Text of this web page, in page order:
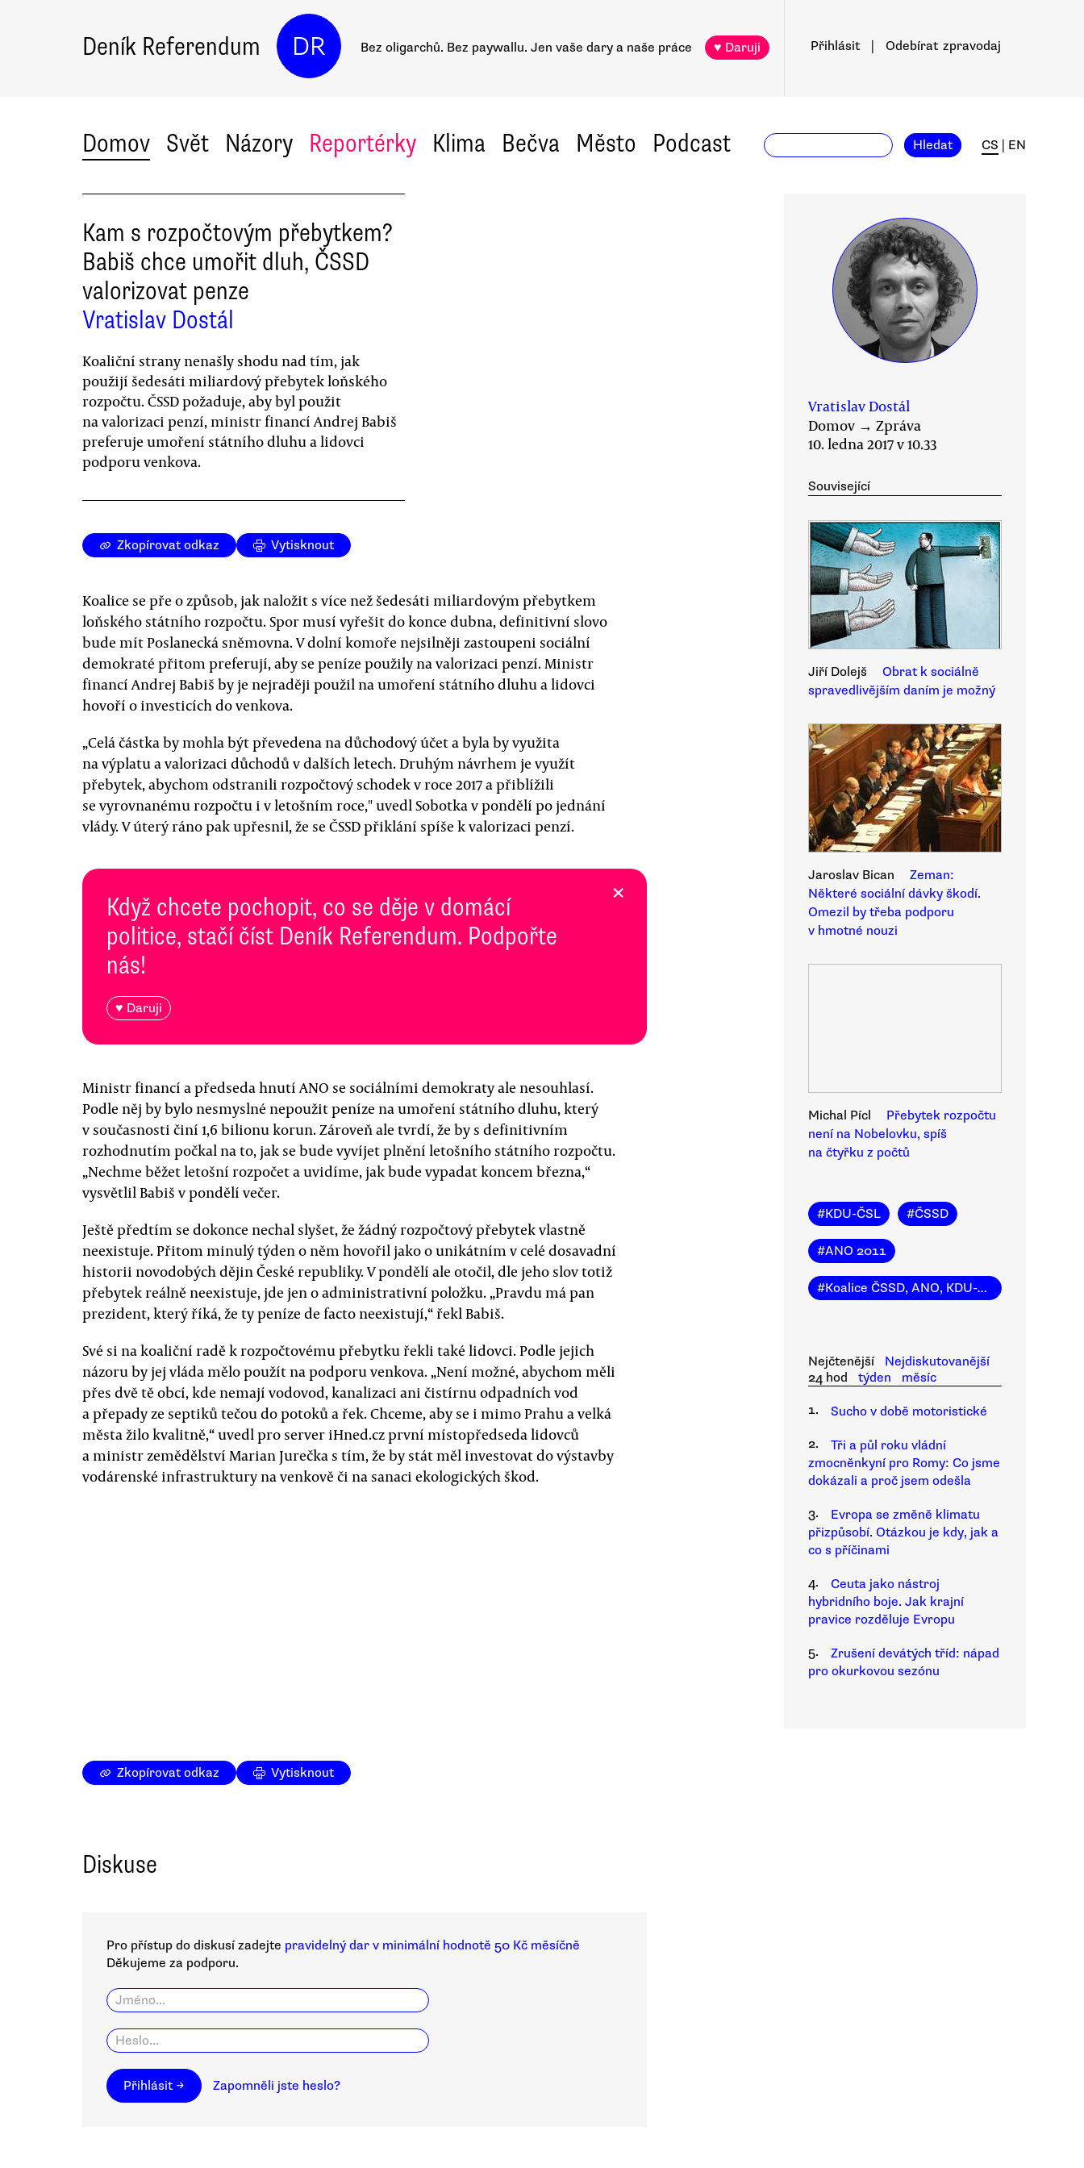
Deník Referendum DR Bez oligarchů. Bez paywallu. Jen vaše dary a naše práce ♥ Daruji Přihlásit Odebírat zpravodaj
Domov Svět Názory Reportérky Klima Bečva Město Podcast Hledat CS EN
Kam s rozpočtovým přebytkem?
Babiš chce umořit dluh, ČSSD
valorizovat penze
Vratislav Dostál
Koaliční strany nenašly shodu nad tím, jak
použijí šedesáti miliardový přebytek loňského
rozpočtu. ČSSD požaduje, aby byl použit
na valorizaci penzí, ministr financí Andrej Babiš
preferuje umoření státního dluhu a lidovci
podporu venkova.
Zkopírovat odkaz Vytisknout
Koalice se pře o způsob, jak naložit s více než šedesáti miliardovým přebytkem
loňského státního rozpočtu. Spor musí vyřešit do konce dubna, definitivní slovo
bude mít Poslanecká sněmovna. V dolní komoře nejsilněji zastoupeni sociální
demokraté přitom preferují, aby se peníze použily na valorizaci penzí. Ministr
financí Andrej Babiš by je nejraději použil na umoření státního dluhu a lidovci
hovoří o investicích do venkova.
„Celá částka by mohla být převedena na důchodový účet a byla by využita
na výplatu a valorizaci důchodů v dalších letech. Druhým návrhem je využít
přebytek, abychom odstranili rozpočtový schodek v roce 2017 a přiblížili
se vyrovnanému rozpočtu i v letošním roce," uvedl Sobotka v pondělí po jednání
vlády. V úterý ráno pak upřesnil, že se ČSSD přiklání spíše k valorizaci penzí.
Když chcete pochopit, co se děje v domácí
politice, stačí číst Deník Referendum. Podpořte
nás!
♥ Daruji
×
Ministr financí a předseda hnutí ANO se sociálními demokraty ale nesouhlasí.
Podle něj by bylo nesmyslné nepoužit peníze na umoření státního dluhu, který
v současnosti činí 1,6 bilionu korun. Zároveň ale tvrdí, že by s definitivním
rozhodnutím počkal na to, jak se bude vyvíjet plnění letošního státního rozpočtu.
„Nechme běžet letošní rozpočet a uvidíme, jak bude vypadat koncem března,“
vysvětlil Babiš v pondělí večer.
Ještě předtím se dokonce nechal slyšet, že žádný rozpočtový přebytek vlastně
neexistuje. Přitom minulý týden o něm hovořil jako o unikátním v celé dosavadní
historii novodobých dějin České republiky. V pondělí ale otočil, dle jeho slov totiž
přebytek reálně neexistuje, jde jen o administrativní položku. „Pravdu má pan
prezident, který říká, že ty peníze de facto neexistují,“ řekl Babiš.
Své si na koaliční radě k rozpočtovému přebytku řekli také lidovci. Podle jejich
názoru by jej vláda mělo použít na podporu venkova. „Není možné, abychom měli
přes dvě tě obcí, kde nemají vodovod, kanalizaci ani čistírnu odpadních vod
a přepady ze septiků tečou do potoků a řek. Chceme, aby se i mimo Prahu a velká
města žilo kvalitně,“ uvedl pro server iHned.cz první místopředseda lidovců
a ministr zemědělství Marian Jurečka s tím, že by stát měl investovat do výstavby
vodárenské infrastruktury na venkově či na sanaci ekologických škod.
Vratislav Dostál
Domov → Zpráva
10. ledna 2017 v 10.33
Související
Jiří Dolejš
Obrat k sociálně
spravedlivějším daním je možný
Jaroslav Bican
Zeman:
Některé sociální dávky škodí.
Omezil by třeba podporu
v hmotné nouzi
Michal Pícl
Přebytek rozpočtu
není na Nobelovku, spíš
na čtyřku z počtů
#KDU-ČSL #ČSSD
#ANO 2011
#Koalice ČSSD, ANO, KDU-ČSL
Nejčtenější
Nejdiskutovanější
24 hod
týden
měsíc
1.
Sucho v době motoristické
2.
Tři a půl roku vládní
zmocněnkyní pro Romy: Co jsme
dokázali a proč jsem odešla
3.
Evropa se změně klimatu
přizpůsobí. Otázkou je kdy, jak a
co s příčinami
4.
Ceuta jako nástroj
hybridního boje. Jak krajní
pravice rozděluje Evropu
5.
Zrušení devátých tříd: nápad
pro okurkovou sezónu
Zkopírovat odkaz Vytisknout
Diskuse
Pro přístup do diskusí zadejte pravidelný dar v minimální hodnotě 50 Kč měsíčně
Děkujeme za podporu.
Přihlásit → Zapomněli jste heslo?